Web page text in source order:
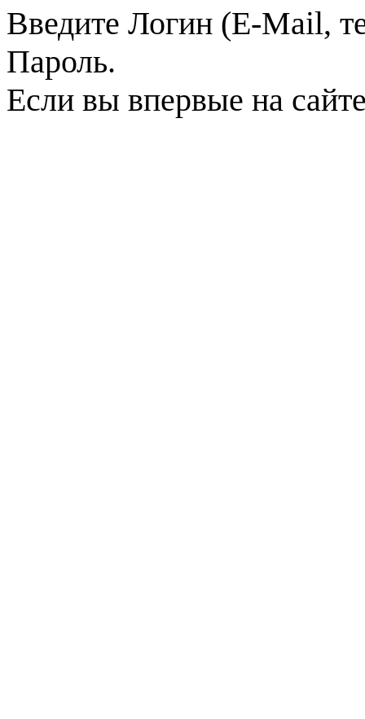
Введите Логин (E-Mail,
Пароль.
Если вы впервые на